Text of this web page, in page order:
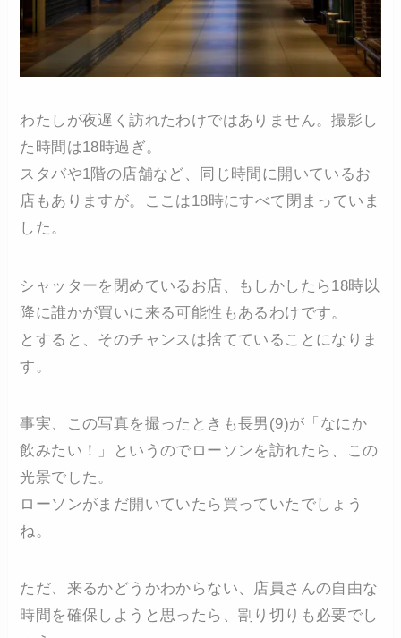
わたしが夜遅く訪れたわけではありません。撮影し
た時間は18時過ぎ。
スタバや1階の店舗など、同じ時間に開いているお
店もありますが。ここは18時にすべて閉まっていま
した。
シャッターを閉めているお店、もしかしたら18時以
降に誰かが買いに来る可能性もあるわけです。
とすると、そのチャンスは捨てていることになりま
す。
事実、この写真を撮ったときも長男(9)が「なにか
飲みたい！」というのでローソンを訪れたら、この
光景でした。
ローソンがまだ開いていたら買っていたでしょう
ね。
ただ、来るかどうかわからない、店員さんの自由な
時間を確保しようと思ったら、割り切りも必要でし